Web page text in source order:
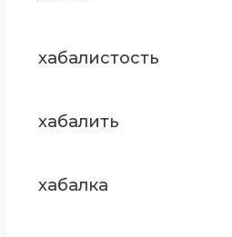
хабалистость
хабалить
хабалка